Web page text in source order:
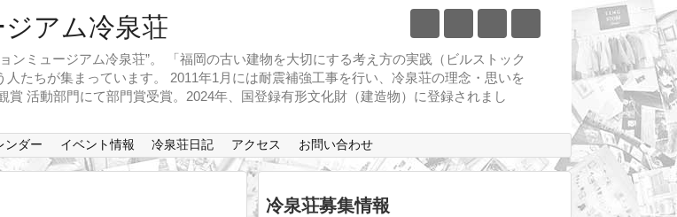
ンミュージアム冷泉荘”。 「福岡の古い建物を大切にする考え方の実践（ビルストック
たちが集まっています。 2011年1月には耐震補強工事を行い、冷泉荘の理念・思いを
活動部門にて部門賞受賞。2024年、国登録有形文化財（建造物）に登録されまし
ンダー イベント情報 冷泉荘日記 アクセス お問い合わせ
冷泉荘募集情報